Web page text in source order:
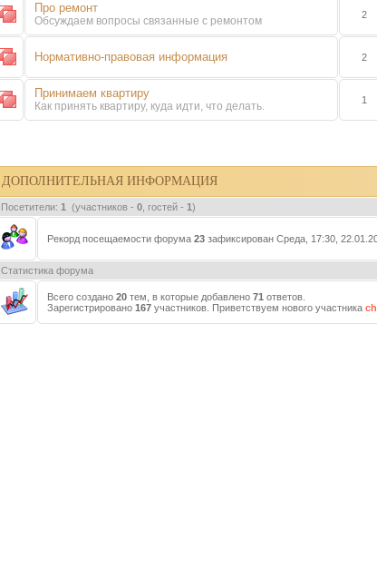
Про ремонт
Обсуждаем вопросы связанные с ремонтом 2
Нормативно-правовая информация 2
Принимаем квартиру
Как принять квартиру, куда идти, что делать. 1
ДОПОЛНИТЕЛЬНАЯ ИНФОРМАЦИЯ
Посетители: 1 (участников - 0 , гостей - 1)
Рекорд посещаемости форума 23 зафиксирован Среда, 17:30,
Статистика форума
Всего создано 20 тем, в которые добавлено 71 ответов.
Зарегистрировано 167 участников. Приветствуем нового участника